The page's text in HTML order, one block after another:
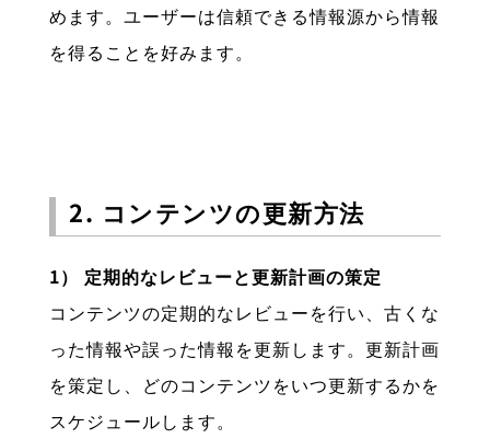
めます。ユーザーは信頼できる情報源から情報
を得ることを好みます。
2. コンテンツの更新方法
1） 定期的なレビューと更新計画の策定
コンテンツの定期的なレビューを行い、古くな
った情報や誤った情報を更新します。更新計画
を策定し、どのコンテンツをいつ更新するかを
スケジュールします。